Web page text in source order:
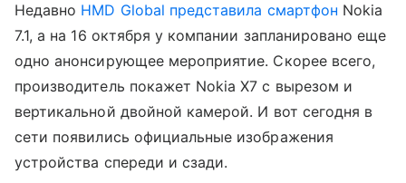
Недавно HMD Global представила смартфон Nokia
7.1, а на 16 октября у компании запланировано еще
одно анонсирующее мероприятие. Скорее всего,
производитель покажет Nokia X7 с вырезом и
вертикальной двойной камерой. И вот сегодня в
сети появились официальные изображения
устройства спереди и сзади.